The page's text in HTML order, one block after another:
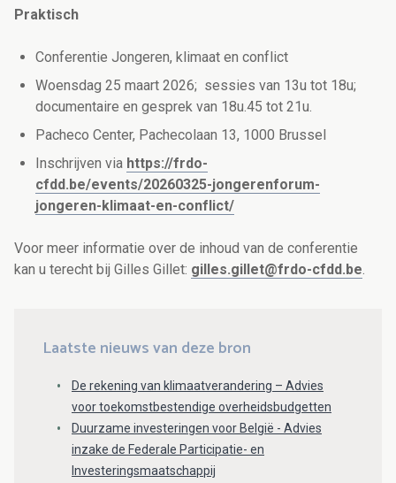
Praktisch
Conferentie Jongeren, klimaat en conflict
Woensdag 25 maart 2026; sessies van 13u tot 18u;
documentaire en gesprek van 18u.45 tot 21u.
Pacheco Center, Pachecolaan 13, 1000 Brussel
Inschrijven via https://frdo-
cfdd.be/events/20260325-jongerenforum-
jongeren-klimaat-en-conflict/
Voor meer informatie over de inhoud van de conferentie
kan u terecht bij Gilles Gillet: gilles.gillet@frdo-cfdd.be
Laatste nieuws van deze bron
De rekening van klimaatverandering – Advies
voor toekomstbestendige overheidsbudgetten
Duurzame investeringen voor België - Advies
inzake de Federale Participatie- en
Investeringsmaatschappij